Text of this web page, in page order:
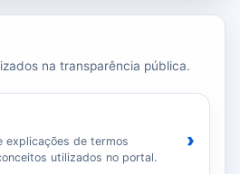
na transparência pública.
explicações de termos
utilizados no portal.
›